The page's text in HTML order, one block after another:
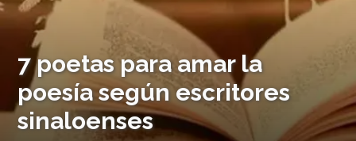
7 poetas para amar la
poesía según escritores
sinaloenses